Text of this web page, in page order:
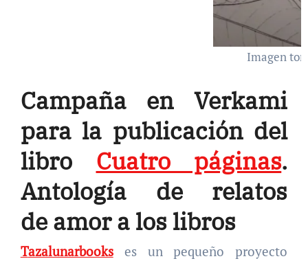
Imagen
Campaña en Verkami
para la publicación del
libro Cuatro páginas.
Antología de relatos
de amor a los libros
Tazalunarbookses un pequeño proyecto